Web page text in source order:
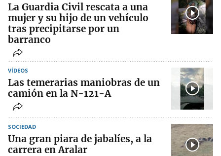
La Guardia Civil rescata a una
mujer y su hijo de un vehículo
tras precipitarse por un
barranco
VÍDEOS
Las temerarias maniobras de un
camión en la N-121-A
SOCIEDAD
Una gran piara de jabalíes, a la
carrera en Aralar